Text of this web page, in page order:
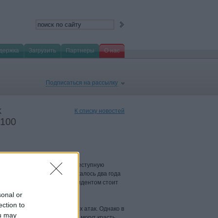
or
to
may
Загрузить Партнеры О нас
Подписаться на рассылку
К списку новостей
беспрецедентную киберпреступную
продолжалось два года
что за этим громким инцидентом стоит
стран, а также Китая.
характерные для целевых атак. Однако в